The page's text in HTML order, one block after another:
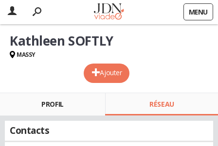
MENU
Ajouter
Kathleen SOFTLY
MASSY
PROFIL RÉSEAU
Contacts